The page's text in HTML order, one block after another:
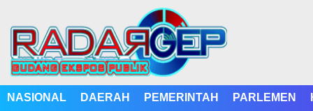
NASIONAL DAERAH PEMERINTAH PARLEMEN